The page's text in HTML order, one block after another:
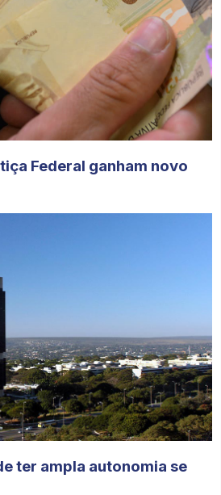
Federal ganham novo
ter ampla autonomia se